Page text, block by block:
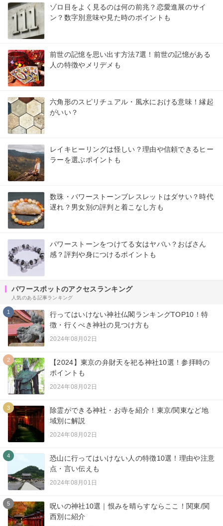
ゾロ目をよく見るのは何の前兆？恋愛進展のサイ
ン？数字別意味や見た時のポイントも
前世の記憶を思い出す方法7選！前世の記憶がある
人の特徴やメリデメも
六角形のスピリチュアル・風水における意味！縁起
がいい？
レイキヒーリングは怪しい？理由や信頼できるヒー
ラーを選ぶポイントも
数珠・パワーストーンブレスレットはダサい？時代
遅れ？男女別の評判と着こなし方も
パワーストーンをつけてる女はヤバい？おばさん
感？評判や身につけるポイントも
パワースポットのアクセスランキング
人気のある記事ランキング
1
行ってはいけない神社仏閣ランキングTOP10！特
徴・行くべき神社の見つけ方も
2024年08月02日
2
【2024】東京の弁財天を祀る神社10選！参拝時の
ポイントも
2024年08月02日
3
除霊ができる神社・お寺を紹介！東京/関東など地
域別に解説
2024年08月02日
4
恐山に行ってはいけない人の特徴10選！理由や注意
点・言い伝えも
2024年08月01日
5
呪いの神社10選｜恨みを晴らすならここ！関東/関
西別に紹介